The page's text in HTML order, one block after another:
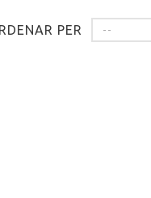
PER --